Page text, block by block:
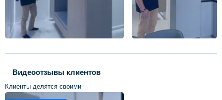
Видеоотзывы клиентов
Клиенты делятся своими
впечатлениями о нашей работе